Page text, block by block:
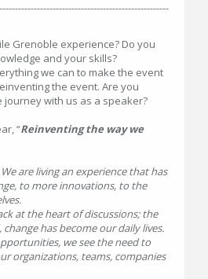
Grenoble experience? Do you
and your skills?
we can to make the event
the event. Are you
journey with us as a speaker?
“Reinventing the way we
are living an experience that has
to more innovations, to the
at the heart of discussions; the
has become our daily lives.
we see the need to
organizations, teams, companies